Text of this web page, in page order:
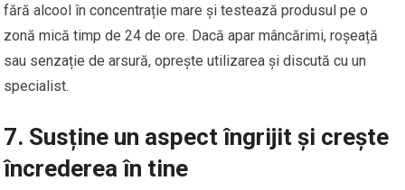
fără alcool în concentrație mare și testează produsul pe o
zonă mică timp de 24 de ore. Dacă apar mâncărimi, roșeață
sau senzație de arsură, oprește utilizarea și discută cu un
specialist.
7. Susține un aspect îngrijit și crește
încrederea în tine